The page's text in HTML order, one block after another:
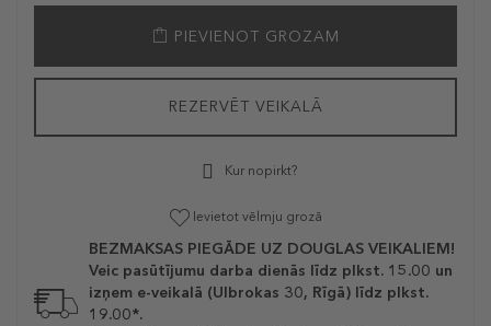
PIEVIENOT GROZAM
REZERVĒT VEIKALĀ
Kur nopirkt?
Ievietot vēlmju grozā
BEZMAKSAS PIEGĀDE UZ DOUGLAS VEIKALIEM!
Veic pasūtījumu darba dienās līdz plkst. 15.00 un
izņem e-veikalā (Ulbrokas 30, Rīgā) līdz plkst.
19.00*.